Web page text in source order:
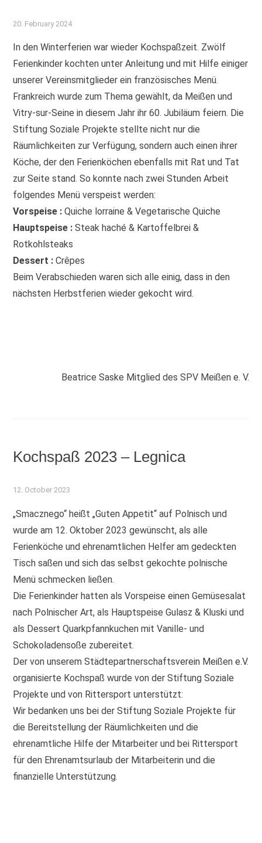
20. February 2024
In den Winterferien war wieder Kochspaßzeit. Zwölf
Ferienkinder kochten unter Anleitung und mit Hilfe einiger
unserer Vereinsmitglieder ein französisches Menü.
Frankreich wurde zum Thema gewählt, da Meißen und
Vitry-sur-Seine in diesem Jahr ihr 60. Jubiläum feiern. Die
Stiftung Soziale Projekte stellte nicht nur die
Räumlichkeiten zur Verfügung, sondern auch einen ihrer
Köche, der den Ferienköchen ebenfalls mit Rat und Tat
zur Seite stand. So konnte nach zwei Stunden Arbeit
folgendes Menü verspeist werden:
Vorspeise : Quiche lorraine & Vegetarische Quiche
Hauptspeise : Steak haché & Kartoffelbrei &
Rotkohlsteaks
Dessert :Crêpes
Beim Verabschieden waren sich alle einig, dass in den
nächsten Herbstferien wieder gekocht wird.
Beatrice Saske Mitglied des SPV Meißen e. V.
Kochspaß 2023 – Legnica
12. October 2023
„Smacznego“ heißt „Guten Appetit“ auf Polnisch und
wurde am 12. Oktober 2023 gewünscht, als alle
Ferienköche und ehrenamtlichen Helfer am gedeckten
Tisch saßen und sich das selbst gekochte polnische
Menü schmecken ließen.
Die Ferienkinder hatten als Vorspeise einen Gemüsesalat
nach Polnischer Art, als Hauptspeise Gulasz & Kluski und
als Dessert Quarkpfannkuchen mit Vanille- und
Schokoladensoße zubereitet.
Der von unserem Städtepartnerschaftsverein Meißen e.V.
organisierte Kochspaß wurde von der Stiftung Soziale
Projekte und von Rittersport unterstützt:
Wir bedanken uns bei der Stiftung Soziale Projekte für
die Bereitstellung der Räumlichkeiten und die
ehrenamtliche Hilfe der Mitarbeiter und bei Rittersport
für den Ehrenamtsurlaub der Mitarbeiterin und die
finanzielle Unterstützung.